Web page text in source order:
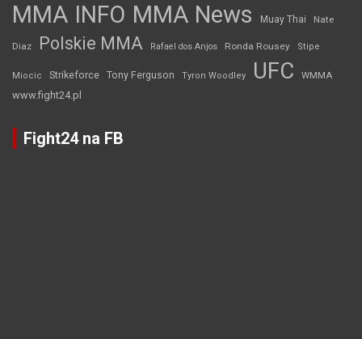
MMA INFO MMA News Muay Thai Nate
Diaz Polskie MMA Rafael dos Anjos Ronda Rousey Stipe
Miocic Strikeforce Tony Ferguson Tyron Woodley UFC WMMA
www.fight24.pl
Fight24 na FB